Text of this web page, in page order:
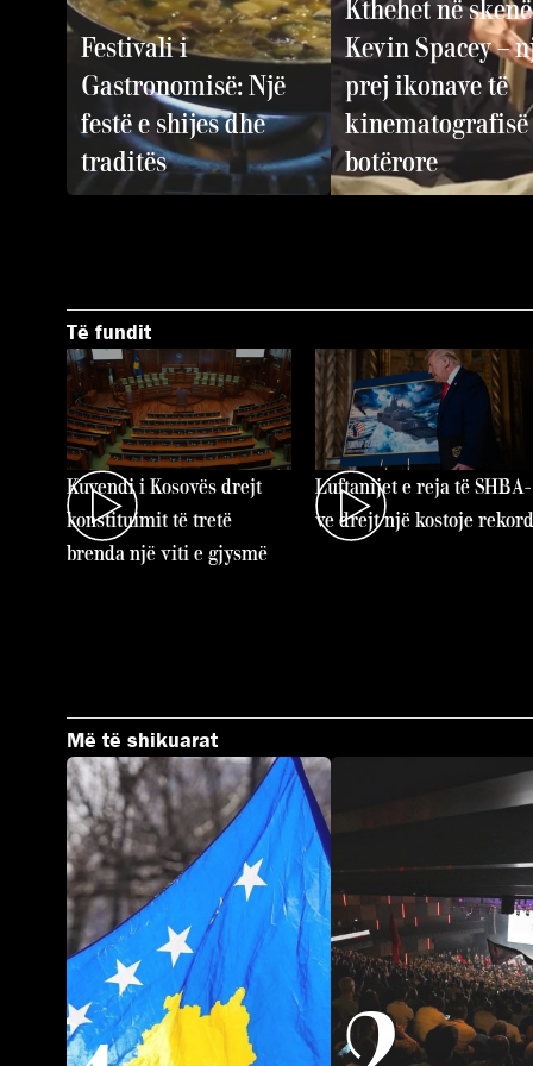
Festivali i
Gastronomisë: Një
festë e shijes dhe
traditës
Kthehet në skenë
Kevin Spacey –
prej ikonave të
kinematografisë
botërore
Të fundit
Kuvendi i Kosovës drejt
konstituimit të tretë
brenda një viti e gjysmë
Luftanijet e reja të SHBA-
ve drejt një kostoje rekord
Më të shikuarat